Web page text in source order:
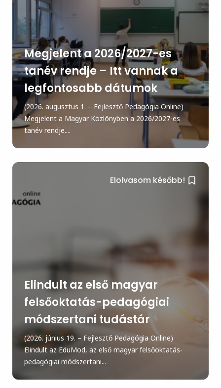
Megjelent a 2026/2027-es
tanév rendje – Itt vannak a
legfontosabb dátumok
(2026. augusztus 1. – Fejlesztő Pedagógia Online)
Megjelent a Magyar Közlönyben a 2026/2027-es
tanév rendje....
Elolvasom később!
Elindult az első magyar
felsőoktatás-pedagógiai
módszertani tudástár
(2026. június 19. – Fejlesztő Pedagógia Online)
Elindult az EduMod, az első magyar felsőoktatás-
pedagógiai módszertani...